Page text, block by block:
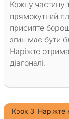
Кожну частину
прямокутний
присипте
згин має бути
Наріжте
діагоналі.
Крок 3. Наріжте